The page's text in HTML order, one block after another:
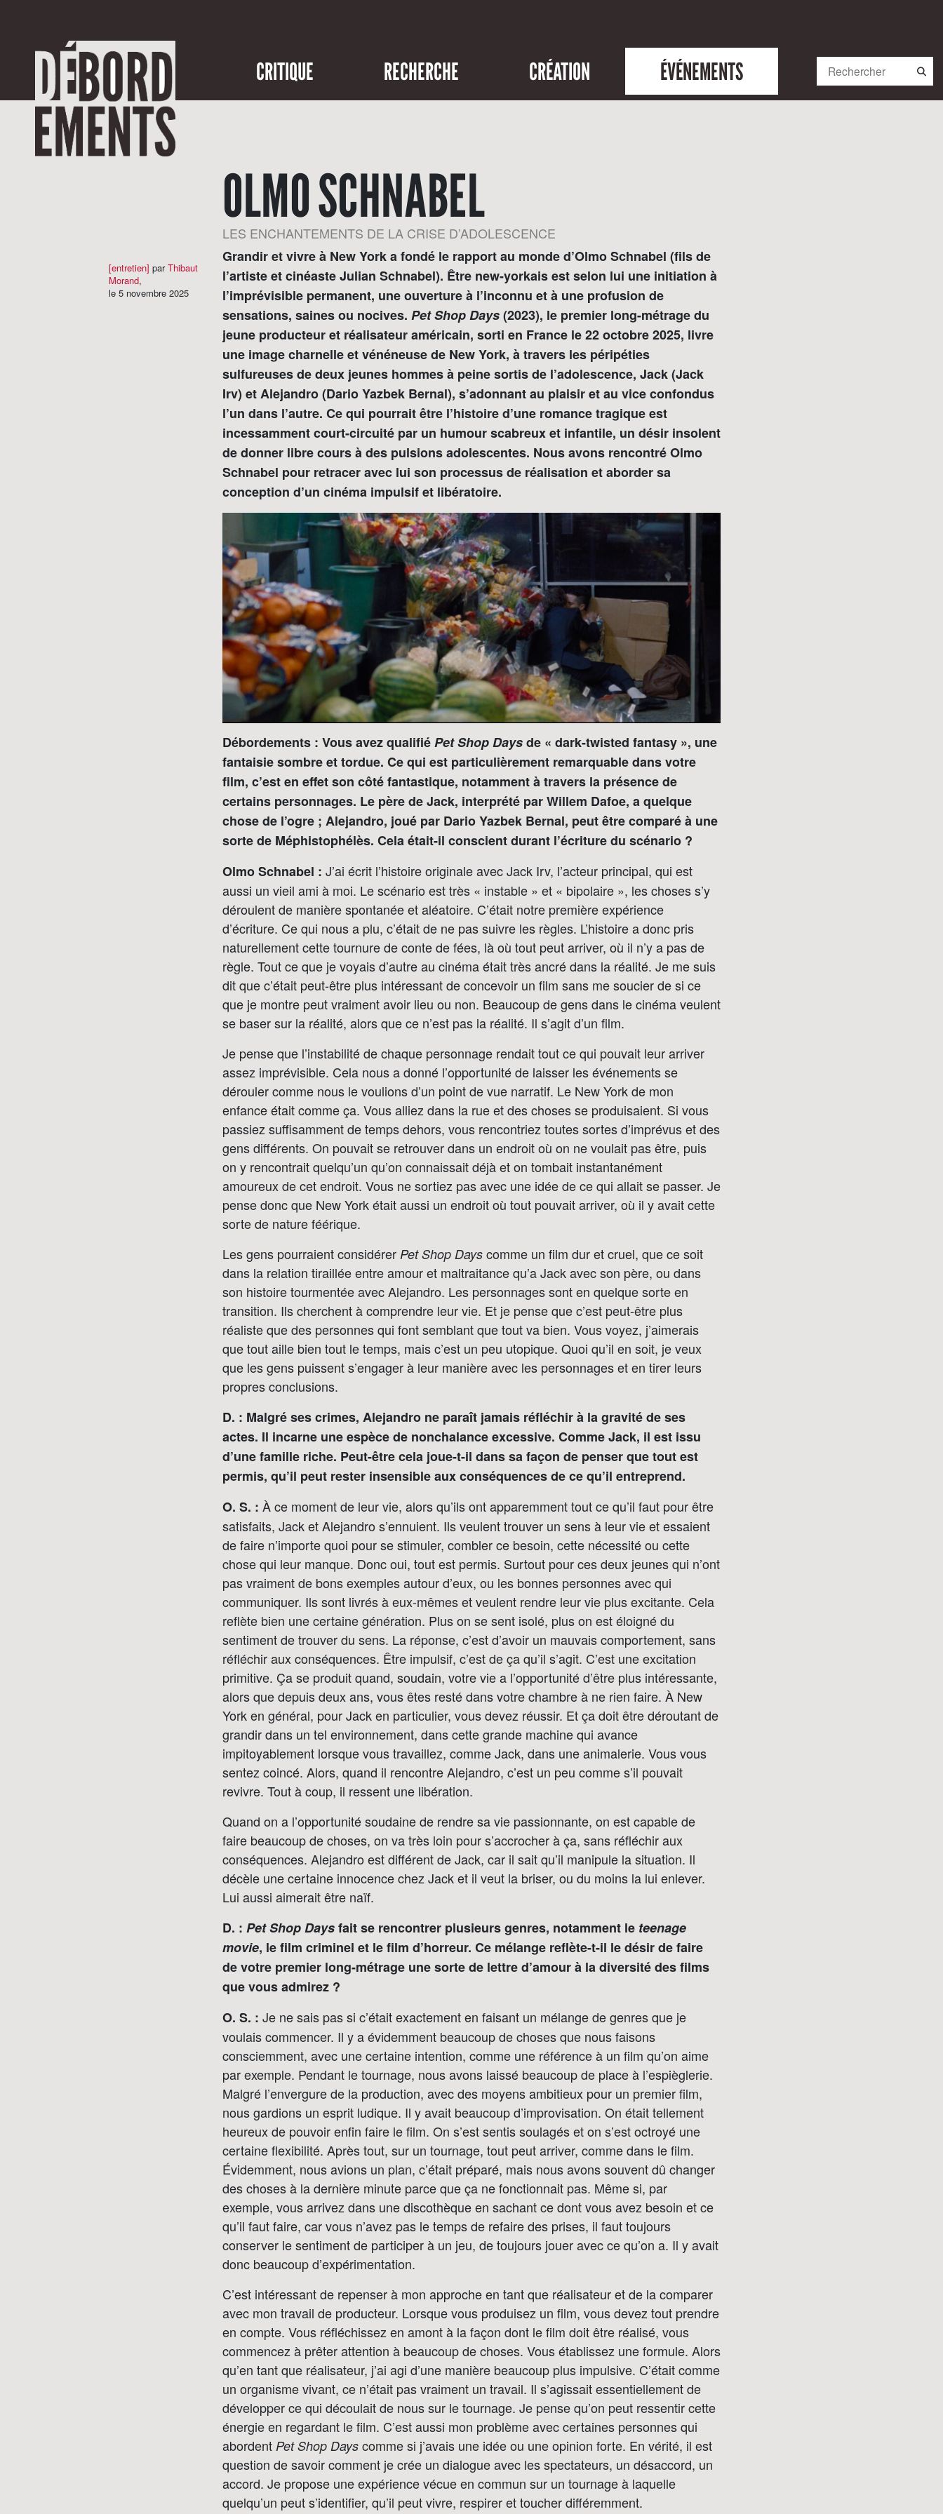
CRITIQUE RECHERCHE CRÉATION ÉVÉNEMENTS
OLMO SCHNABEL
LES ENCHANTEMENTS DE LA CRISE D’ADOLESCENCE
[entretien] parThibaut
Morand,
le 5 novembre 2025
Grandir et vivre à New York a fondé le rapport au monde d’Olmo Schnabel (fils de
l’artiste et cinéaste Julian Schnabel). Être new-yorkais est selon lui une initiation à
l’imprévisible permanent, une ouverture à l’inconnu et à une profusion de
sensations, saines ou nocives. Pet Shop Days(2023), le premier long-métrage du
jeune producteur et réalisateur américain, sorti en France le 22 octobre 2025, livre
une image charnelle et vénéneuse de New York, à travers les péripéties
sulfureuses de deux jeunes hommes à peine sortis de l’adolescence, Jack (Jack
Irv) et Alejandro (Dario Yazbek Bernal), s’adonnant au plaisir et au vice confondus
l’un dans l’autre. Ce qui pourrait être l’histoire d’une romance tragique est
incessamment court-circuité par un humour scabreux et infantile, un désir insolent
de donner libre cours à des pulsions adolescentes. Nous avons rencontré Olmo
Schnabel pour retracer avec lui son processus de réalisation et aborder sa
conception d’un cinéma impulsif et libératoire.
Débordements : Vous avez qualifiéPet Shop Daysde « dark-twisted fantasy », une
fantaisie sombre et tordue. Ce qui est particulièrement remarquable dans votre
film, c’est en effet son côté fantastique, notamment à travers la présence de
certains personnages. Le père de Jack, interprété par Willem Dafoe, a quelque
chose de l’ogre ; Alejandro, joué par Dario Yazbek Bernal, peut être comparé à une
sorte de Méphistophélès. Cela était-il conscient durant l’écriture du scénario ?
Olmo Schnabel : J’ai écrit l’histoire originale avec Jack Irv, l’acteur principal, qui est
aussi un vieil ami à moi. Le scénario est très « instable » et « bipolaire », les choses s’y
déroulent de manière spontanée et aléatoire. C’était notre première expérience
d’écriture. Ce qui nous a plu, c’était de ne pas suivre les règles. L’histoire a donc pris
naturellement cette tournure de conte de fées, là où tout peut arriver, où il n’y a pas de
règle. Tout ce que je voyais d’autre au cinéma était très ancré dans la réalité. Je me suis
dit que c’était peut-être plus intéressant de concevoir un film sans me soucier de si ce
que je montre peut vraiment avoir lieu ou non. Beaucoup de gens dans le cinéma veulent
se baser sur la réalité, alors que ce n’est pas la réalité. Il s’agit d’un film.
Je pense que l’instabilité de chaque personnage rendait tout ce qui pouvait leur arriver
assez imprévisible. Cela nous a donné l’opportunité de laisser les événements se
dérouler comme nous le voulions d’un point de vue narratif. Le New York de mon
enfance était comme ça. Vous alliez dans la rue et des choses se produisaient. Si vous
passiez suffisamment de temps dehors, vous rencontriez toutes sortes d’imprévus et des
gens différents. On pouvait se retrouver dans un endroit où on ne voulait pas être, puis
on y rencontrait quelqu’un qu’on connaissait déjà et on tombait instantanément
amoureux de cet endroit. Vous ne sortiez pas avec une idée de ce qui allait se passer. Je
pense donc que New York était aussi un endroit où tout pouvait arriver, où il y avait cette
sorte de nature féérique.
Les gens pourraient considérer Pet Shop Days comme un film dur et cruel, que ce soit
dans la relation tiraillée entre amour et maltraitance qu’a Jack avec son père, ou dans
son histoire tourmentée avec Alejandro. Les personnages sont en quelque sorte en
transition. Ils cherchent à comprendre leur vie. Et je pense que c’est peut-être plus
réaliste que des personnes qui font semblant que tout va bien. Vous voyez, j’aimerais
que tout aille bien tout le temps, mais c’est un peu utopique. Quoi qu’il en soit, je veux
que les gens puissent s’engager à leur manière avec les personnages et en tirer leurs
propres conclusions.
D. : Malgré ses crimes, Alejandro ne paraît jamais réfléchir à la gravité de ses
actes. Il incarne une espèce de nonchalance excessive. Comme Jack, il est issu
d’une famille riche. Peut-être cela joue-t-il dans sa façon de penser que tout est
permis, qu’il peut rester insensible aux conséquences de ce qu’il entreprend.
O. S. : À ce moment de leur vie, alors qu’ils ont apparemment tout ce qu’il faut pour être
satisfaits, Jack et Alejandro s’ennuient. Ils veulent trouver un sens à leur vie et essaient
de faire n’importe quoi pour se stimuler, combler ce besoin, cette nécessité ou cette
chose qui leur manque. Donc oui, tout est permis. Surtout pour ces deux jeunes qui n’ont
pas vraiment de bons exemples autour d’eux, ou les bonnes personnes avec qui
communiquer. Ils sont livrés à eux-mêmes et veulent rendre leur vie plus excitante. Cela
reflète bien une certaine génération. Plus on se sent isolé, plus on est éloigné du
sentiment de trouver du sens. La réponse, c’est d’avoir un mauvais comportement, sans
réfléchir aux conséquences. Être impulsif, c’est de ça qu’il s’agit. C’est une excitation
primitive. Ça se produit quand, soudain, votre vie a l’opportunité d’être plus intéressante,
alors que depuis deux ans, vous êtes resté dans votre chambre à ne rien faire. À New
York en général, pour Jack en particulier, vous devez réussir. Et ça doit être déroutant de
grandir dans un tel environnement, dans cette grande machine qui avance
impitoyablement lorsque vous travaillez, comme Jack, dans une animalerie. Vous vous
sentez coincé. Alors, quand il rencontre Alejandro, c’est un peu comme s’il pouvait
revivre. Tout à coup, il ressent une libération.
Quand on a l’opportunité soudaine de rendre sa vie passionnante, on est capable de
faire beaucoup de choses, on va très loin pour s’accrocher à ça, sans réfléchir aux
conséquences. Alejandro est différent de Jack, car il sait qu’il manipule la situation. Il
décèle une certaine innocence chez Jack et il veut la briser, ou du moins la lui enlever.
Lui aussi aimerait être naïf.
D. : Pet Shop Daysfait se rencontrer plusieurs genres, notamment le teenage
movie, le film criminel et le film d’horreur. Ce mélange reflète-t-il le désir de faire
de votre premier long-métrage une sorte de lettre d’amour à la diversité des films
que vous admirez ?
O. S. : Je ne sais pas si c’était exactement en faisant un mélange de genres que je
voulais commencer. Il y a évidemment beaucoup de choses que nous faisons
consciemment, avec une certaine intention, comme une référence à un film qu’on aime
par exemple. Pendant le tournage, nous avons laissé beaucoup de place à l’espièglerie.
Malgré l’envergure de la production, avec des moyens ambitieux pour un premier film,
nous gardions un esprit ludique. Il y avait beaucoup d’improvisation. On était tellement
heureux de pouvoir enfin faire le film. On s’est sentis soulagés et on s’est octroyé une
certaine flexibilité. Après tout, sur un tournage, tout peut arriver, comme dans le film.
Évidemment, nous avions un plan, c’était préparé, mais nous avons souvent dû changer
des choses à la dernière minute parce que ça ne fonctionnait pas. Même si, par
exemple, vous arrivez dans une discothèque en sachant ce dont vous avez besoin et ce
qu’il faut faire, car vous n’avez pas le temps de refaire des prises, il faut toujours
conserver le sentiment de participer à un jeu, de toujours jouer avec ce qu’on a. Il y avait
donc beaucoup d’expérimentation.
C’est intéressant de repenser à mon approche en tant que réalisateur et de la comparer
avec mon travail de producteur. Lorsque vous produisez un film, vous devez tout prendre
en compte. Vous réfléchissez en amont à la façon dont le film doit être réalisé, vous
commencez à prêter attention à beaucoup de choses. Vous établissez une formule. Alors
qu’en tant que réalisateur, j’ai agi d’une manière beaucoup plus impulsive. C’était comme
un organisme vivant, ce n’était pas vraiment un travail. Il s’agissait essentiellement de
développer ce qui découlait de nous sur le tournage. Je pense qu’on peut ressentir cette
énergie en regardant le film. C’est aussi mon problème avec certaines personnes qui
abordent Pet Shop Days comme si j’avais une idée ou une opinion forte. En vérité, il est
question de savoir comment je crée un dialogue avec les spectateurs, un désaccord, un
accord. Je propose une expérience vécue en commun sur un tournage à laquelle
quelqu’un peut s’identifier, qu’il peut vivre, respirer et toucher différemment.